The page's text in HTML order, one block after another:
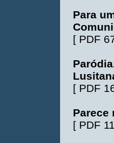
Para
[ PDF
[ PDF
Parece
[ PDF